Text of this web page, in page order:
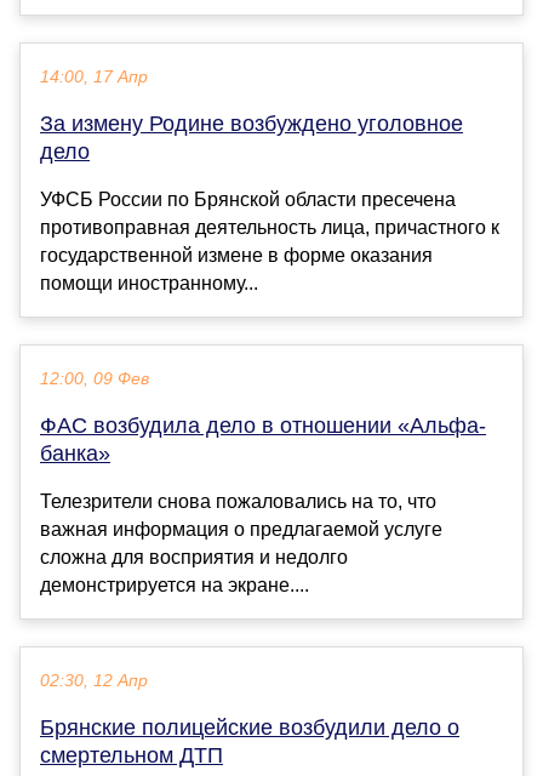
14:00, 17 Апр
За измену Родине возбуждено уголовное
дело
УФСБ России по Брянской области пресечена
противоправная деятельность лица, причастного к
государственной измене в форме оказания
помощи иностранному...
12:00, 09 Фев
ФАС возбудила дело в отношении «Альфа-
банка»
Телезрители снова пожаловались на то, что
важная информация о предлагаемой услуге
сложна для восприятия и недолго
демонстрируется на экране....
02:30, 12 Апр
Брянские полицейские возбудили дело о
смертельном ДТП